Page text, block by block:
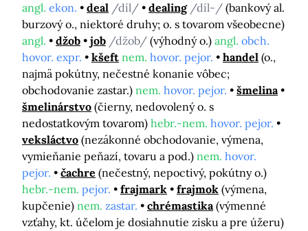
angl. ekon. deal /díl/ dealing /díl-/ (bankový al.
burzový o., niektoré druhy; o. s tovarom všeobecne)
angl.
džob job /džob/ (výhodný o.) angl. obch.
hovor. expr.
kšeft nem. hovor. pejor. handel (o.,
najmä pokútny, nečestné konanie vôbec;
obchodovanie zastar.) nem. hovor. pejor.
šmelina
šmelinárstvo (čierny, nedovolený o. s
nedostatkovým tovarom) hebr.-nem. hovor. pejor.
veksláctvo (nezákonné obchodovanie, výmena,
vymieňanie peňazí, tovaru a pod.) nem. hovor.
pejor.
čachre (nečestný, nepoctivý, pokútny o.)
hebr.-nem. pejor. frajmark frajmok (výmena,
kupčenie) nem. zastar. chrémastika (výmenné
vzťahy, kt. účelom je dosiahnutie zisku a pre úžeru)